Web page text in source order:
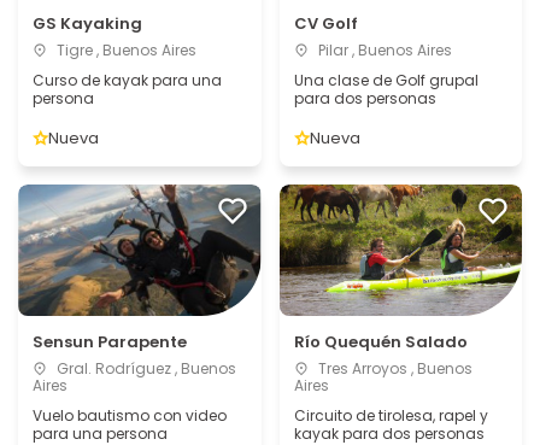
GS Kayaking
Tigre , Buenos Aires
Curso de kayak para una
persona
Nueva
CV Golf
Pilar , Buenos Aires
Una clase de Golf grupal
para dos personas
Nueva
Sensun Parapente
Gral. Rodríguez , Buenos
Aires
Vuelo bautismo con video
para una persona
Río Quequén Salado
Tres Arroyos , Buenos
Aires
Circuito de tirolesa, rapel y
kayak para dos personas